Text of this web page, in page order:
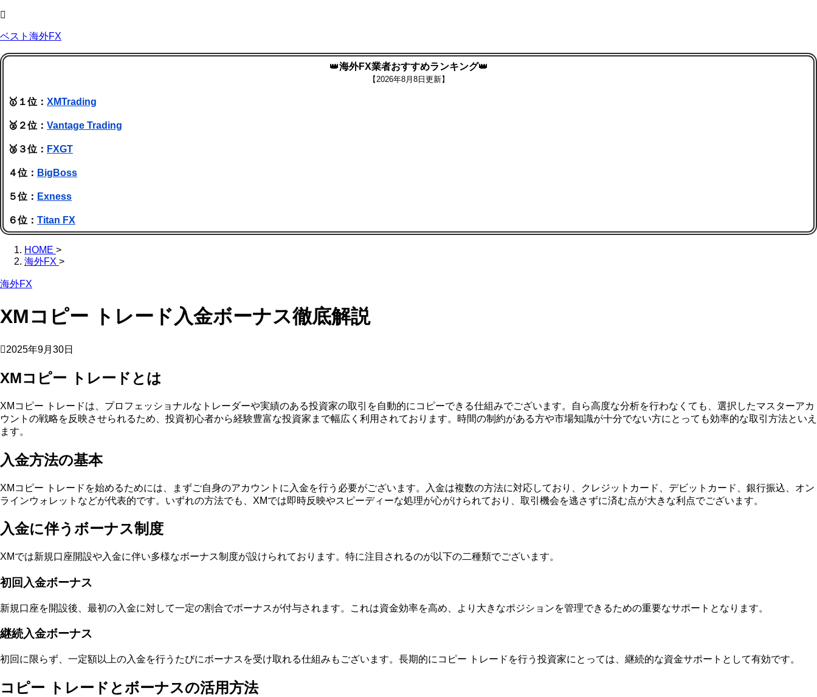
ベスト海外FX
👑海外FX業者おすすめランキング👑
【2026年8月8日更新】
🥇１位： XMTrading
🥈２位： Vantage Trading
🥉３位： FXGT
４位： BigBoss
５位： Exness
６位： Titan FX
HOME >
海外FX >
海外FX
XMコピー トレード入金ボーナス徹底解説
2025年9月30日
XMコピー トレードとは
XMコピー トレードは、プロフェッショナルなトレーダーや実績のある投資家の取引を自動的にコピーできる仕組みでございます。自ら高度な分析を行わなくても、選択したマスターアカ
ウントの戦略を反映させられるため、投資初心者から経験豊富な投資家まで幅広く利用されております。時間の制約がある方や市場知識が十分でない方にとっても効率的な取引方法といえ
ます。
入金方法の基本
XMコピー トレードを始めるためには、まずご自身のアカウントに入金を行う必要がございます。入金は複数の方法に対応しており、クレジットカード、デビットカード、銀行振込、オン
ラインウォレットなどが代表的です。いずれの方法でも、XMでは即時反映やスピーディーな処理が心がけられており、取引機会を逃さずに済む点が大きな利点でございます。
入金に伴うボーナス制度
XMでは新規口座開設や入金に伴い多様なボーナス制度が設けられております。特に注目されるのが以下の二種類でございます。
初回入金ボーナス
新規口座を開設後、最初の入金に対して一定の割合でボーナスが付与されます。これは資金効率を高め、より大きなポジションを管理できるための重要なサポートとなります。
継続入金ボーナス
初回に限らず、一定額以上の入金を行うたびにボーナスを受け取れる仕組みもございます。長期的にコピー トレードを行う投資家にとっては、継続的な資金サポートとして有効です。
コピー トレードとボーナスの活用方法